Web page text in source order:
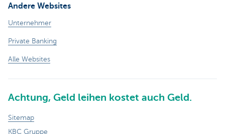
Andere Websites
Unternehmer
Private Banking
Alle Websites
Achtung, Geld leihen kostet auch Geld.
Sitemap
KBC Gruppe